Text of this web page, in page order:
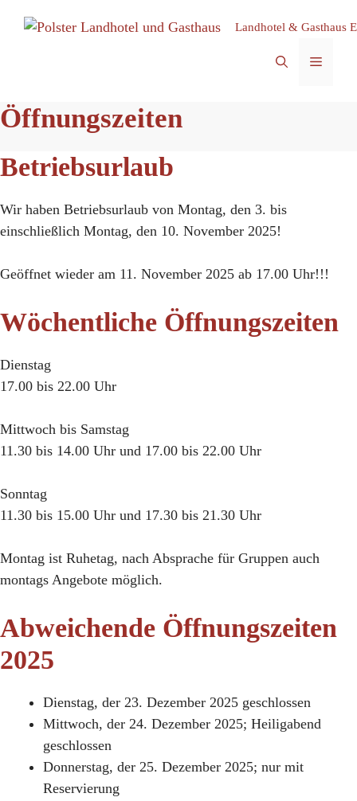
Inhalt
Landhotel & Gasthaus
Öffnungszeiten
Betriebsurlaub
Wir haben Betriebsurlaub von Montag, den 3. bis
einschließlich Montag, den 10. November 2025!
Geöffnet wieder am 11. November 2025 ab 17.00 Uhr!!!
Wöchentliche Öffnungszeiten
Dienstag
17.00 bis 22.00 Uhr
Mittwoch bis Samstag
11.30 bis 14.00 Uhr und 17.00 bis 22.00 Uhr
Sonntag
11.30 bis 15.00 Uhr und 17.30 bis 21.30 Uhr
Montag ist Ruhetag, nach Absprache für Gruppen auch
montags Angebote möglich.
Abweichende Öffnungszeiten
2025
Dienstag, der 23. Dezember 2025 geschlossen
Mittwoch, der 24. Dezember 2025; Heiligabend
geschlossen
Donnerstag, der 25. Dezember 2025; nur mit
Reservierung